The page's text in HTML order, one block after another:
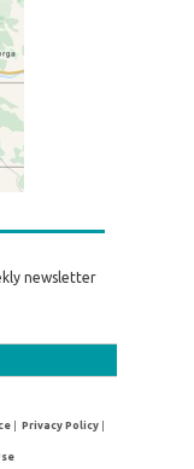
newsletter
|Privacy Policy